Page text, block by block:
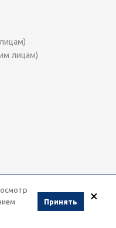
лицам)
Принять ×